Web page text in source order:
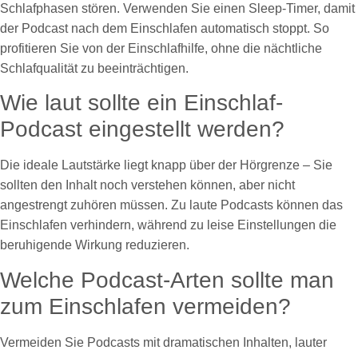
Schlafphasen stören. Verwenden Sie einen Sleep-Timer, damit
der Podcast nach dem Einschlafen automatisch stoppt. So
profitieren Sie von der Einschlafhilfe, ohne die nächtliche
Schlafqualität zu beeinträchtigen.
Wie laut sollte ein Einschlaf-
Podcast eingestellt werden?
Die ideale Lautstärke liegt knapp über der Hörgrenze – Sie
sollten den Inhalt noch verstehen können, aber nicht
angestrengt zuhören müssen. Zu laute Podcasts können das
Einschlafen verhindern, während zu leise Einstellungen die
beruhigende Wirkung reduzieren.
Welche Podcast-Arten sollte man
zum Einschlafen vermeiden?
Vermeiden Sie Podcasts mit dramatischen Inhalten, lauter